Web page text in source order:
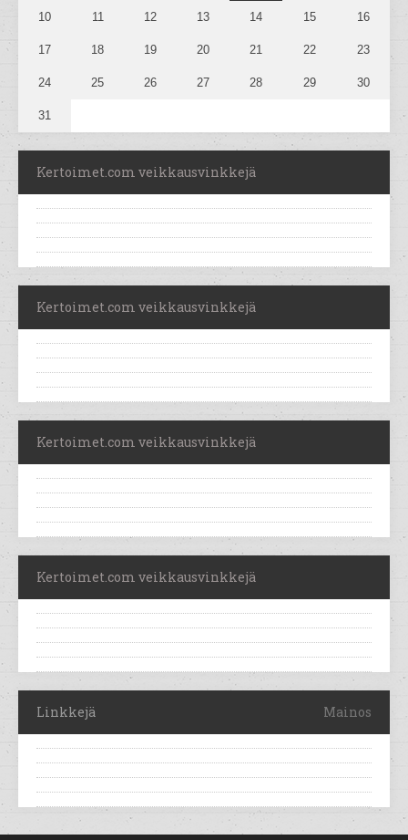
10 11 12 13 14 15 16
17 18 19 20 21 22 23
24 25 26 27 28 29 30
31
Kertoimet.com veikkausvinkkejä
Kertoimet.com veikkausvinkkejä
Kertoimet.com veikkausvinkkejä
Kertoimet.com veikkausvinkkejä
Linkkejä Mainos